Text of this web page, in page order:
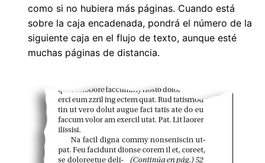
como si no hubiera más páginas. Cuando está
sobre la caja encadenada, pondrá el número de la
siguiente caja en el flujo de texto, aunque esté
muchas páginas de distancia.